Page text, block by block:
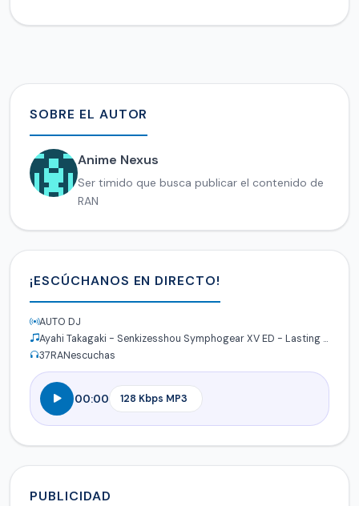
SOBRE EL AUTOR
Anime Nexus
Ser timido que busca publicar el contenido de
RAN
¡ESCÚCHANOS EN DIRECTO!
AUTO DJ
Ayahi Takagaki - Senkizesshou Symphogear XV ED - Lasting Song
37RANescuchas
00:00
PUBLICIDAD